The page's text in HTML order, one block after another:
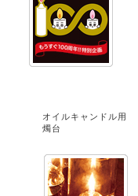
オイルキャンドル用
燭台